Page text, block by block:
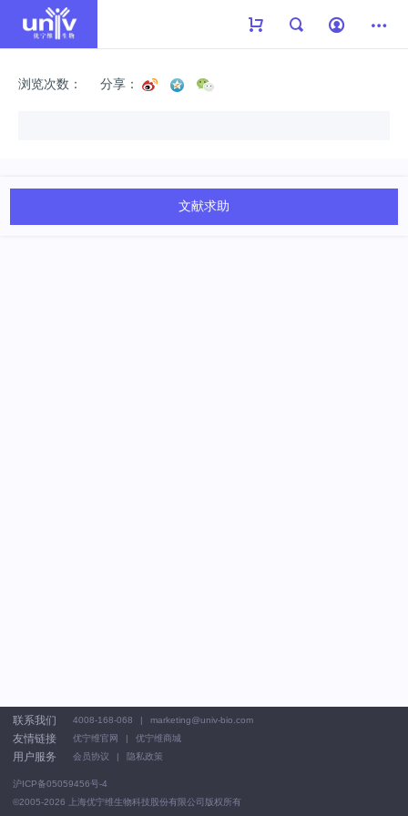
浏览次数： 分享：
文献求助
联系我们 4008-168-068 marketing@univ-bio.com
友情链接 优宁维官网 优宁维商城
用户服务 会员协议 隐私政策
沪ICP备05059456号-4
©2005-2026 上海优宁维生物科技股份有限公司版权所有